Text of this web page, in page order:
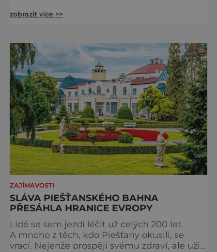
zve na cestu plnou inspirace, dobrodružství i
podobě. Města s neopakovatelnou
atmosférou Vydejte se s námi na prohlídku
měst, která patří k
zobrazit více >>
ZAJÍMAVOSTI
SLÁVA PIEŠŤANSKÉHO BAHNA
PŘESÁHLA HRANICE EVROPY
Lidé se sem jezdí léčit už celých 200 let.
A mnoho z těch, kdo Piešťany okusili, se
vrací. Nejenže prospějí svému zdraví, ale užijí